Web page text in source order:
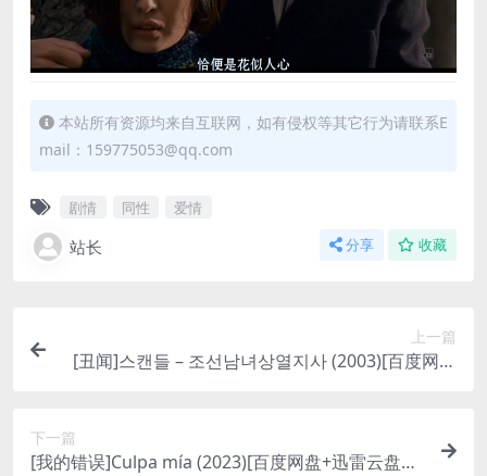
本站所有资源均来自互联网，如有侵权等其它行为请联系E
mail：159775053@qq.com
剧情 同性 爱情
站长 分享 收藏
上一篇
[丑闻]스캔들 – 조선남녀상열지사 (2003)[百度网盘
下一篇
[我的错误]Culpa mía (2023)[百度网盘+迅雷云盘资